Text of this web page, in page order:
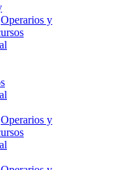
Operarios y
Operarios y